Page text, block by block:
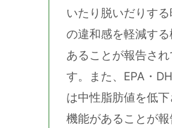
いたり脱いだりす
の違和感を軽減す
あることが報告され
す。また、EPA・
は中性脂肪値を低下
機能があることが